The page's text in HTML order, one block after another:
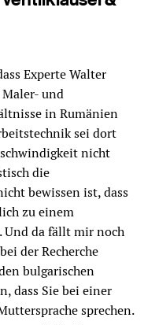
Experte Walter
Maler- und
in Rumänien
sei dort
nicht
die
bewissen ist, dass
zu einem
Und da fällt mir noch
der Recherche
bulgarischen
dass Sie bei einer
sprechen.